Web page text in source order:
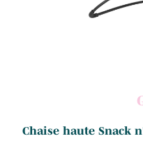
Chaise haute Snack